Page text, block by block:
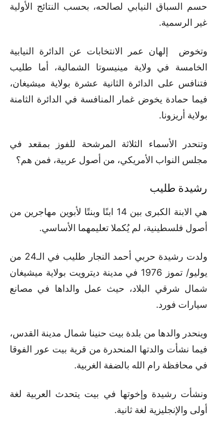
حسم السباق النيابي لصالحه، بحسب النتائج الأولية
غير الرسمية.
وتخوض إلهان عمر الانتخابات عن الدائرة النيابية
الخامسة في ولاية مينيسوتا الشمالية، أما طليب
فتنافس على الدائرة الثانية عشرة بولاية ميشيغان،
فيما حمادة يخوض غمار المنافسة في الدائرة الثامنة
بولاية أريزونا.
وتنحدر الأسماء الثلاثة المرشحة للفوز بمقعد في
مجلس النواب الأمريكي، من أصول عربية، فمن هم؟
رشيدة طليب
هي الابنة الكبرى بين 14 ابنًا وبنتًا لأبوين مهاجرين من
أصول فلسطينية، لم يُكملا تعليمهما الأساسي.
ولدت رشيدة حربي أحمد النجار طليب في الـ24 من
يوليو/ تموز 1976 في مدينة ديترويت بولاية ميشيغان
شمال شرقي البلاد، حيث عمل والداها في مصانع
سيارات فورد.
وينحدر والدها من بلدة بيت حنينا شمال مدينة القدس،
فيما نشأت والدتها المنحدرة من قرية بيت عور الفوقا
في محافظة رام الله بالضفة الغربية.
ونشأت رشيدة وإخوتها في بيت يتحدث العربية لغة
أولى والإنجليزية لغة ثانية.